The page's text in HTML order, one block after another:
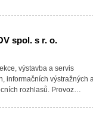
spol. s r. o.
výstavba a servis
informačních výstražných
rozhlasů. Provoz…